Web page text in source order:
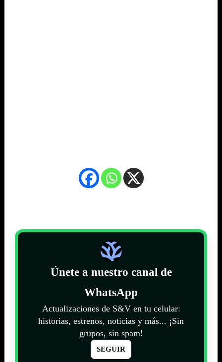
Únete a nuestro canal de
WhatsApp
Actualizaciones de S&V en tu celular:
historias, estrenos, noticias y más... ¡Sin
grupos, sin spam!
SEGUIR